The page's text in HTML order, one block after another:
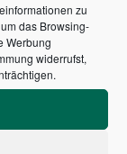
zu
das Browsing-
Werbung
widerrufst,